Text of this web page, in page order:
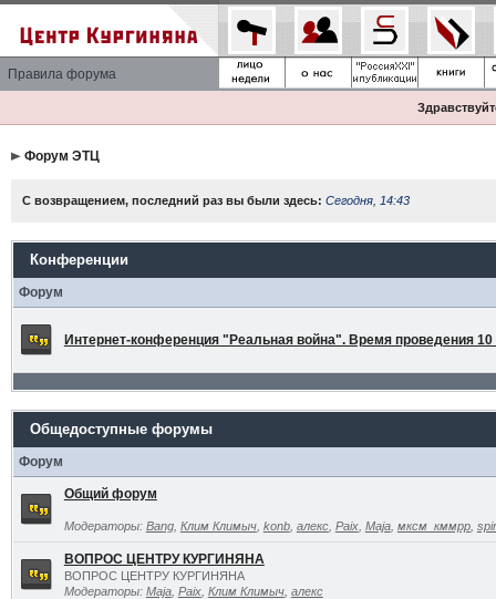
Правила форума
Форум ЭТЦ
С возвращением, последний раз вы были здесь: Сегодня, 14:43
Конференции
Форум
Интернет-конференция "Реальная война". Время проведения 10
Общедоступные форумы
Форум
Общий форум
Модераторы: Bang, Клим Климыч, konb, алекс, Paix, Maja, мксм_кммрр,
ВОПРОС ЦЕНТРУ КУРГИНЯНА
ВОПРОС ЦЕНТРУ КУРГИНЯНА
Модераторы: Maja, Paix, Клим Климыч, алекс